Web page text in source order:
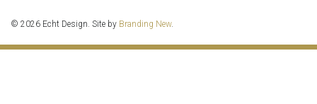
© 2026 Echt Design. Site by Branding New.